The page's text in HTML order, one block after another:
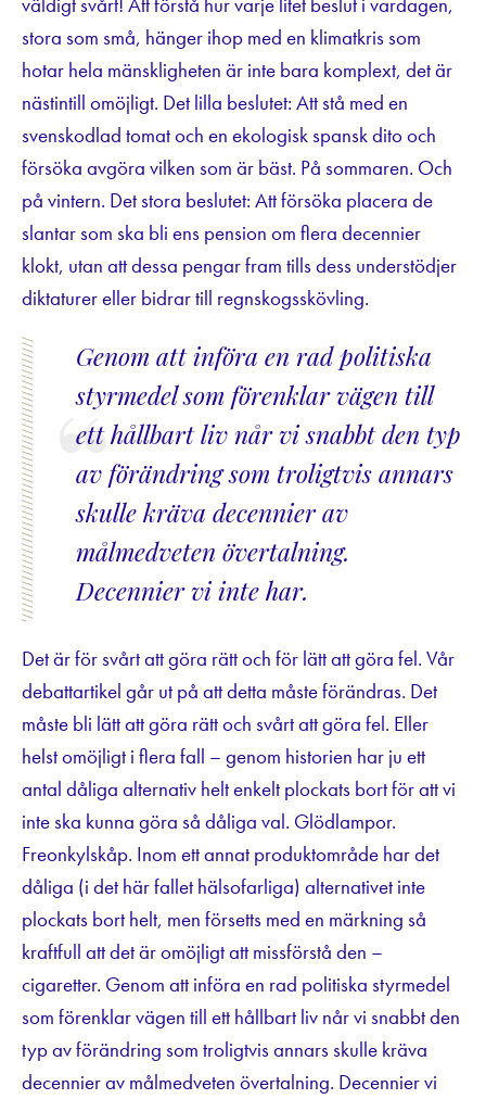
stora som små, hänger ihop med en klimatkris som
hotar hela mänskligheten är inte bara komplext, det är
nästintill omöjligt. Det lilla beslutet: Att stå med en
svenskodlad tomat och en ekologisk spansk dito och
försöka avgöra vilken som är bäst. På sommaren. Och
på vintern. Det stora beslutet: Att försöka placera de
slantar som ska bli ens pension om flera decennier
klokt, utan att dessa pengar fram tills dess understödjer
diktaturer eller bidrar till regnskogsskövling.
Genom att införa en rad politiska
styrmedel som förenklar vägen till
ett hållbart liv når vi snabbt den typ
av förändring som troligtvis annars
skulle kräva decennier av
målmedveten övertalning.
Decennier vi inte har.
Det är för svårt att göra rätt och för lätt att göra fel. Vår
debattartikel går ut på att detta måste förändras. Det
måste bli lätt att göra rätt och svårt att göra fel. Eller
helst omöjligt i flera fall – genom historien har ju ett
antal dåliga alternativ helt enkelt plockats bort för att vi
inte ska kunna göra så dåliga val. Glödlampor.
Freonkylskåp. Inom ett annat produktområde har det
dåliga (i det här fallet hälsofarliga) alternativet inte
plockats bort helt, men försetts med en märkning så
kraftfull att det är omöjligt att missförstå den –
cigaretter. Genom att införa en rad politiska styrmedel
som förenklar vägen till ett hållbart liv når vi snabbt den
typ av förändring som troligtvis annars skulle kräva
decennier av målmedveten övertalning. Decennier vi